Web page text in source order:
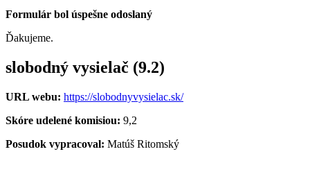
Formulár bol úspešne odoslaný
Ďakujeme.
slobodný vysielač (9.2)
URL webu: https://slobodnyvysielac.sk/
Skóre udelené komisiou: 9,2
Posudok vypracoval: Matúš Ritomský